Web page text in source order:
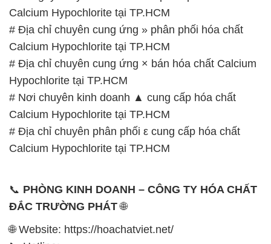
được tổ chức như sau:
Thứ 2 đến thứ 6: Buổi sáng: từ 8h đến 11h – Buổi
chiều: từ 12h30 đến 17h
Thứ 7: Buổi sáng: từ 8h đến 11h – Buổi chiều: từ
12h30 đến 16h
Chủ nhật: Nghỉ chủ nhật hàng tuần
Chúng tôi rất trân trọng thời gian và cam kết tuân
thủ giờ làm việc để đảm bảo sự hỗ trợ tốt nhất cho
nhất của nhân viên.
BẢN ĐỒ MAP TẠI CÔNG TY HÓA CHẤT ĐẮC
TRƯỜNG PHÁT